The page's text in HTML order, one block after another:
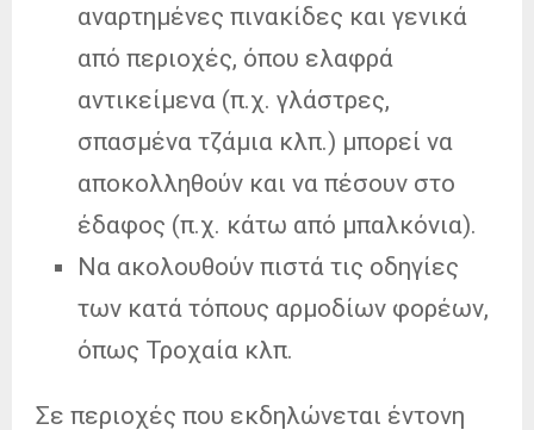
αναρτημένες πινακίδες και γενικά
από περιοχές, όπου ελαφρά
αντικείμενα (π.χ. γλάστρες,
σπασμένα τζάμια κλπ.) μπορεί να
αποκολληθούν και να πέσουν στο
έδαφος (π.χ. κάτω από μπαλκόνια).
Να ακολουθούν πιστά τις οδηγίες
των κατά τόπους αρμοδίων φορέων,
όπως Τροχαία κλπ.
Σε περιοχές που εκδηλώνεται έντονη